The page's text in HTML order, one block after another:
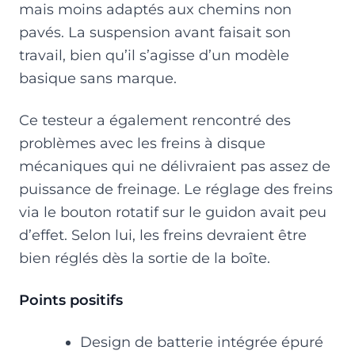
mais moins adaptés aux chemins non
pavés. La suspension avant faisait son
travail, bien qu’il s’agisse d’un modèle
basique sans marque.
Ce testeur a également rencontré des
problèmes avec les freins à disque
mécaniques qui ne délivraient pas assez de
puissance de freinage. Le réglage des freins
via le bouton rotatif sur le guidon avait peu
d’effet. Selon lui, les freins devraient être
bien réglés dès la sortie de la boîte.
Points positifs
Design de batterie intégrée épuré